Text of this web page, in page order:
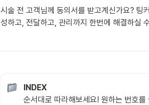
시술 전 고객님께 동의서를 받고계신가요? 팅
성하고, 전달하고, 관리까지 한번에 해결하실
INDEX
순서대로 따라해보세요! 원하는 번호